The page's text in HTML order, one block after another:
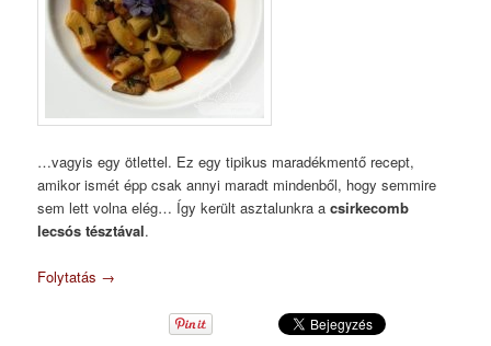
…vagyis egy ötlettel. Ez egy tipikus maradékmentő recept,
amikor ismét épp csak annyi maradt mindenből, hogy semmire
sem lett volna elég… Így került asztalunkra acsirkecomb
lecsós tésztával.
Folytatás →